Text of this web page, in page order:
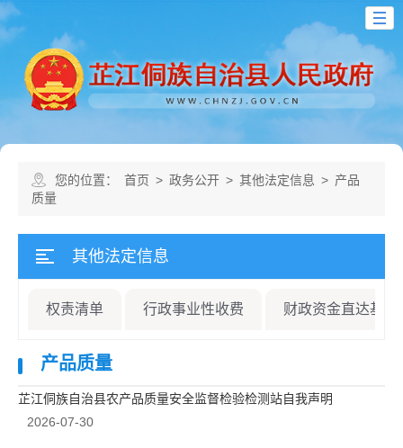
您的位置： 首页 > 政务公开 > 其他法定信息 > 产品
质量
其他法定信息
权责清单 行政事业性收费 财政资金直达基层
产品质量
芷江侗族自治县农产品质量安全监督检验检测站自我声明
2026-07-30